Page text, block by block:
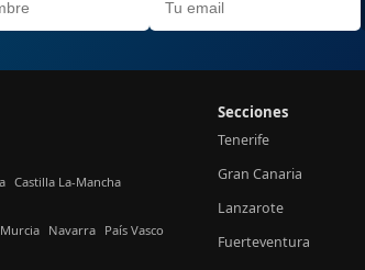
Castilla La-Mancha
Murcia Navarra País Vasco
Secciones
Tenerife
Gran Canaria
Lanzarote
Fuerteventura